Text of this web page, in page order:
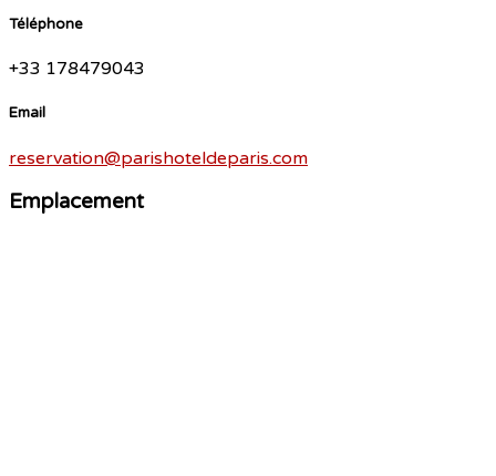
Téléphone
+33 178479043
Email
reservation@parishoteldeparis.com
Emplacement